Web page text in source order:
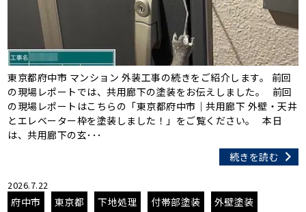
東京都府中市 マンション 外装工事の続きをご紹介します。 前回
の現場レポートでは、共用廊下の塗装をお伝えしました。 前回
の現場レポートはこちらの「東京都府中市｜共用廊下 外壁・天井
とエレベーター枠を塗装しました！」をご覧ください。 本日
は、共用廊下の玄･･･
続きを読む
2026.7.22
府中市 東京都 下地処理 付帯部塗装 外壁塗装